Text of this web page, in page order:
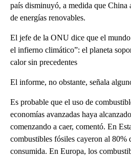
país disminuyó, a medida que China
de energías renovables.
El jefe de la ONU dice que el mundo
el infierno climático”: el planeta
calor sin precedentes
El informe, no obstante, señala
Es probable que el uso de
economías avanzadas haya
comenzando a caer, comentó. En
combustibles fósiles cayeron al 80%
consumida. En Europa, los